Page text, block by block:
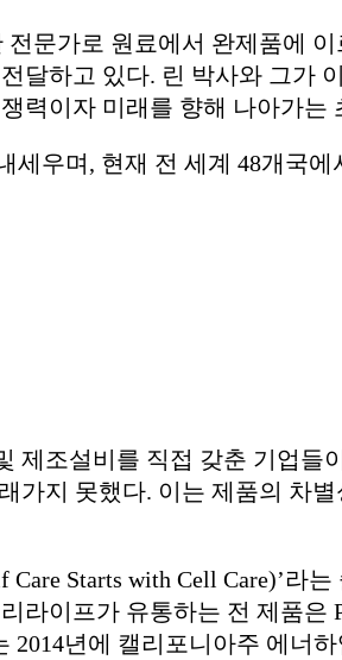
문가로 원료에서 완제품에
달하고 있다. 린 박사와 그가
력이자 미래를 향해 나아가는
우며, 현재 전 세계 48개국
조설비를 직접 갖춘 기업들
지 못했다. 이는 제품의 차
Starts with Cell Care)’라
이프가 유통하는 전 제품은
년에 캘리포니아주 에너